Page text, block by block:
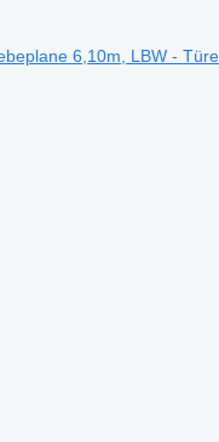
6,10m, LBW -